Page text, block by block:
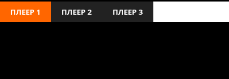
ПЛЕЕР 1 ПЛЕЕР 2 ПЛЕЕР 3